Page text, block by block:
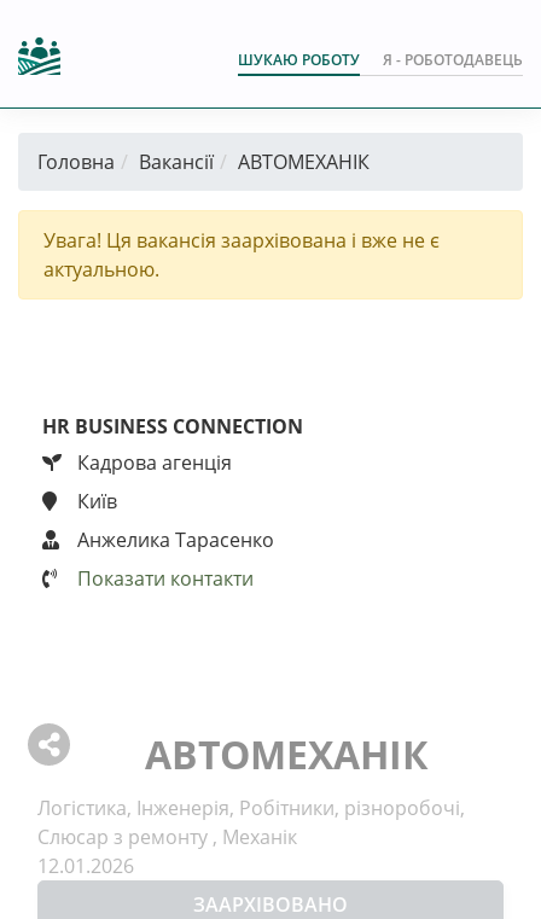
ШУКАЮ РОБОТУ Я - РОБОТОДАВЕЦЬ
Головна Вакансії АВТОМЕХАНІК
Увага! Ця вакансія заархівована і вже не є
актуальною.
HR BUSINESS CONNECTION
Кадрова агенція
Київ
Анжелика Тарасенко
Показати контакти
АВТОМЕХАНІК
Логістика, Інженерія, Робітники, різноробочі,
Слюсар з ремонту , Механік
12.01.2026
ЗААРХІВОВАНО